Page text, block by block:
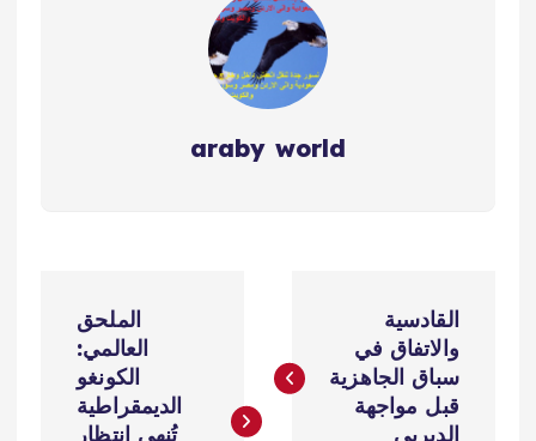
araby world
ص
القادسية
والاتفاق في
سباق الجاهزية
قبل مواجهة
الديربي
الملحق
العالمي:
الكونغو
الديمقراطية
تُنهي انتظار